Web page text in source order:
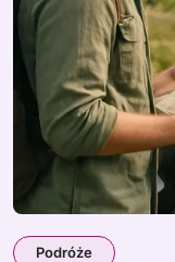
Podróże